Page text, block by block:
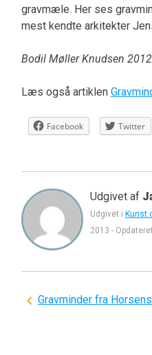
gravmæle. Her ses
mest kendte arkitekter
Bodil Møller Knudsen
Læs også artiklen
Facebook Twitter
Udgivet af
Udgivet i Kunst
2013 - Opdateret
Indlægsnavigation
Gravminder fra Horsens